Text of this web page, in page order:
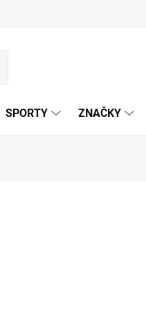
SPORTY ZNAČKY